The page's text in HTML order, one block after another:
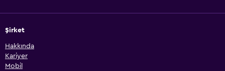
Şirket
Hakkında
Kariyer
Mobil